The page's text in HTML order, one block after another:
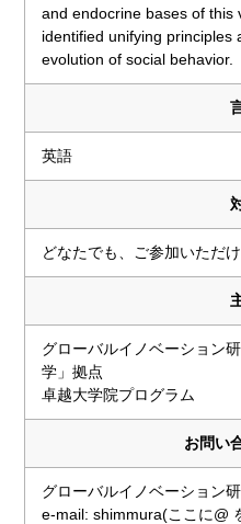
and endocrine bases of this
identified unifying principles
evolution of social behavior.
英語
どなたでも、ご参加いただけ
グローバルイノベーション
学」拠点
卓越大学院プログラム
お問い
グローバルイノベーショ
e-mail: shimmura(ここに@